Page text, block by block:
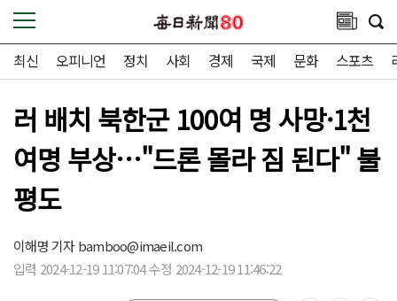
최신 오피니언 정치 사회 경제 국제 문화 스포츠
러 배치 북한군 100여 명 사망·1천
여명 부상…"드론 몰라 짐 된다" 불
평도
이해명 기자bamboo@imaeil.com
입력 2024-12-19 11:07:04 수정 2024-12-19 11:46:22